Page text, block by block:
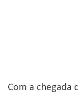
Com a chegada